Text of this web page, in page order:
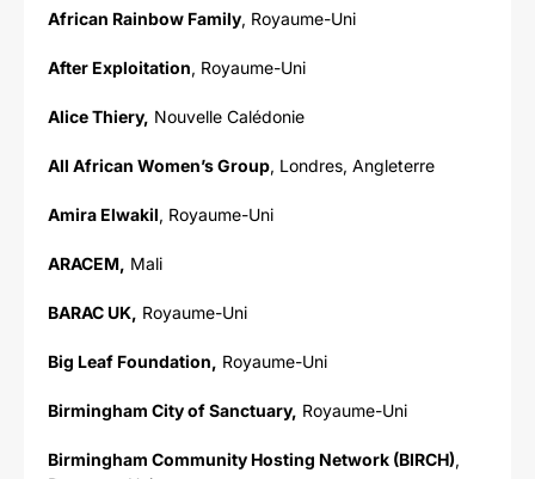
African Rainbow Family, Royaume-Uni
After Exploitation, Royaume-Uni
Alice Thiery, Nouvelle Calédonie
All African Women’s Group, Londres, Angleterre
Amira Elwakil, Royaume-Uni
ARACEM, Mali
BARAC UK, Royaume-Uni
Big Leaf Foundation, Royaume-Uni
Birmingham City of Sanctuary, Royaume-Uni
Birmingham Community Hosting Network (BIRCH),